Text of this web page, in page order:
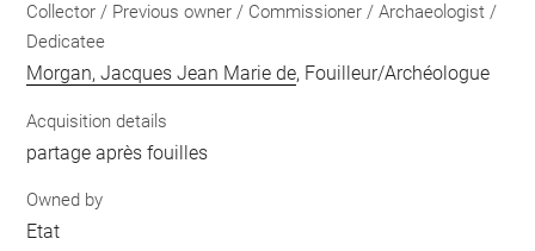
Collector / Previous owner / Commissioner / Archaeologist /
Dedicatee
Morgan, Jacques Jean Marie de, Fouilleur/Archéologue
Acquisition details
partage après fouilles
Owned by
Etat